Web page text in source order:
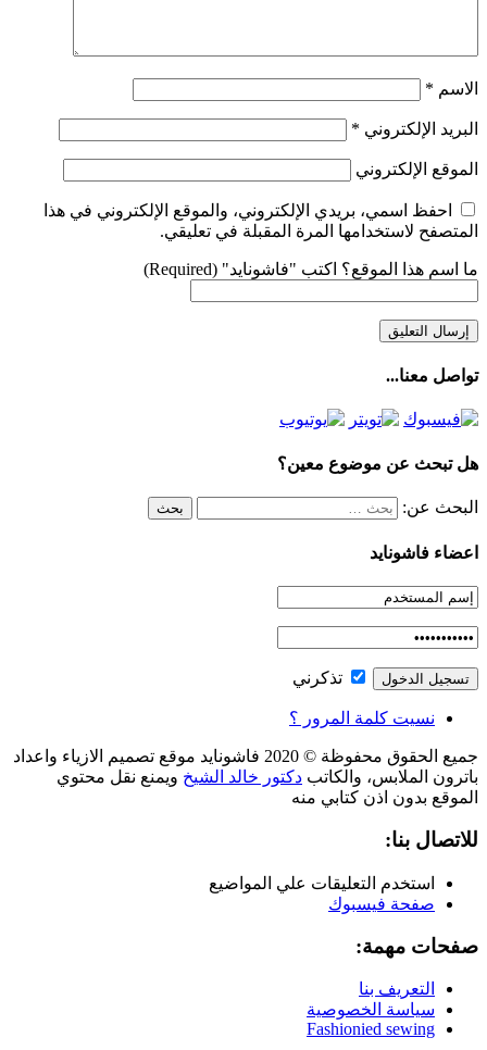
الاسم *
البريد الإلكتروني *
الموقع الإلكتروني
احفظ اسمي، بريدي الإلكتروني، والموقع الإلكتروني في هذا
المتصفح لاستخدامها المرة المقبلة في تعليقي.
ما اسم هذا الموقع؟ اكتب "فاشونايد" (Required)
تواصل معنا...
هل تبحث عن موضوع معين؟
البحث عن:
اعضاء فاشونايد
تذكرني
نسيت كلمة المرور ؟
جميع الحقوق محفوظة © 2020 فاشونايد موقع تصميم الازياء واعداد
باترون الملابس، والكاتب دكتور خالد الشيخ ويمنع نقل محتوي
الموقع بدون اذن كتابي منه
للاتصال بنا:
استخدم التعليقات علي المواضيع
صفحة فيسبوك
صفحات مهمة:
التعريف بنا
سياسة الخصوصية
Fashionied sewing